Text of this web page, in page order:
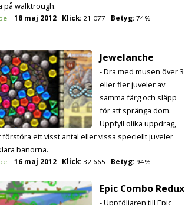
på walktrough.
18 maj 2012 Klick: 21 077 Betyg: 74%
Jewelanche
- Dra med musen över 3
eller fler juveler av
samma färg och släpp
för att spränga dom.
Uppfyll olika uppdrag,
förstöra ett visst antal eller vissa speciellt juveler
banorna.
16 maj 2012 Klick: 32 665 Betyg: 94%
Epic Combo Redux
- Uppföljaren till Epic